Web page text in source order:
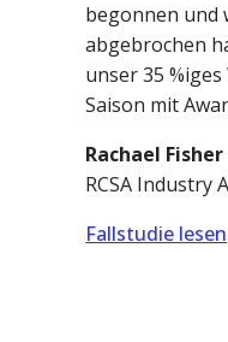
begonnen und
abgebrochen
unser 35
Saison mit
Rachael Fisher
RCSA Industry
Fallstudie lesen